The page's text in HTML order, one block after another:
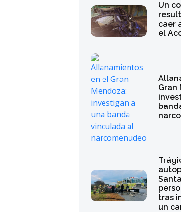
Un
caer
el
Gran
tras
un